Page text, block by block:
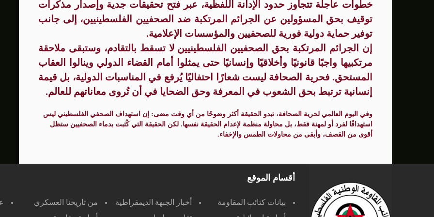
خطوات عاجلة تتجاوز حدود الإدانة اللفظية، عبر فتح تحقيقات جدية وإصدار مذكرات
توقيف بحق المسؤولين عن الجرائم المرتكبة ضد الصحفيين الفلسطينيين، إلى جانب
توفير حماية دولية فورية للصحفيين والمؤسسات الإعلامية.
إن الجرائم المرتكبة بحق الصحفيين الفلسطينيين لا تسقط بالتقادم، وستبقى ملاحقة
مرتكبيها واجبًا قانونيًا وأخلاقيًا وإنسانيًا حتى يمثلوا أمام القضاء الدولي وينالوا العقاب
المستحق. فحرية الصحافة ليست شعارًا احتفاليًا يُرفع في المناسبات الدولية، بل قيمة
إنسانية ترتبط بحق الشعوب في المعرفة وحق الضحايا في أن تُروى معاناتهم للعالم.
وفي اليوم العالمي لحرية الصحافة، تبدو الحقيقة أكثر وضوحًا من أي وقت مضى: إن استهداف الصحفي الفلسطيني ليس
استهدافًا لفرد أو لمهنة فقط، بل محاولة منظمة لإعدام الحقيقة نفسها. لكن الحقيقة التي كُتبت بدماء الصحفيين ستظل
أقوى من القصف، وأبقى من محاولات الطمس والإخفاء.
أقسام الموقع
بيانات كتائب المقاومة أخبار الجبهة الديمقراطية من تاريخنا العسكري